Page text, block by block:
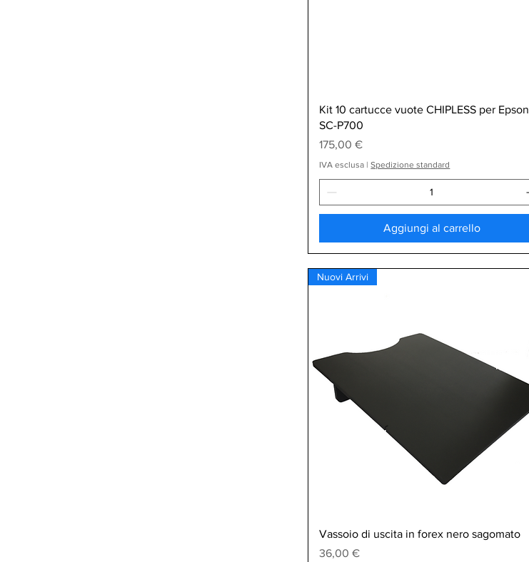
Vista rapida
Kit 10 cartucce vuote CHIPLESS per Epson
SC-P700
Prezzo
175,00 €
IVA esclusa |Spedizione standard
Aggiungi al carrello
Vista rapida
Nuovi Arrivi
Vassoio di uscita in forex nero sagomato
Prezzo
36,00 €